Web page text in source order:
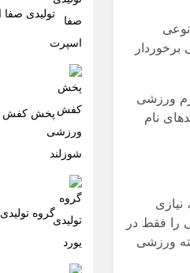
ورزشی
نام
را فقط در
ورزشی
تولیدی
پخش کفش
گروه